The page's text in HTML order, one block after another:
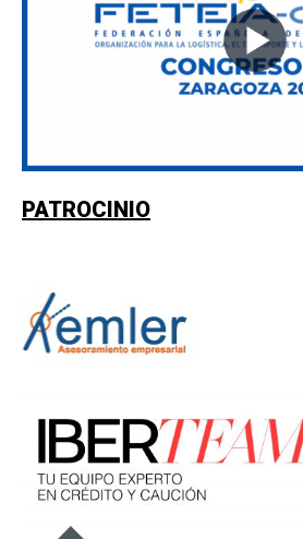
PATROCINIO